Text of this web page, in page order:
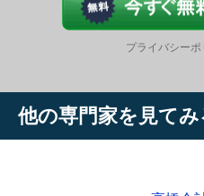
プライバシー
他の専門家を見てみ